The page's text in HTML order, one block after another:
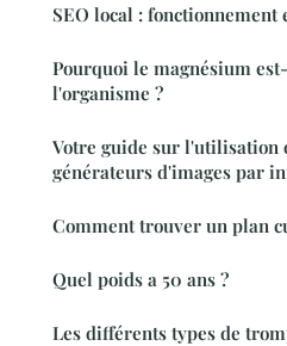
SEO local : fonctionnement
Pourquoi le magnésium
l'organisme ?
Votre guide sur l'utilisation
générateurs d'images par
Comment trouver un plan
Quel poids a 50 ans ?
Les différents types de